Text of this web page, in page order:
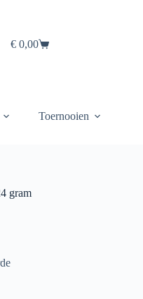
Winkelwagen
€0,00
Toernooien
gram